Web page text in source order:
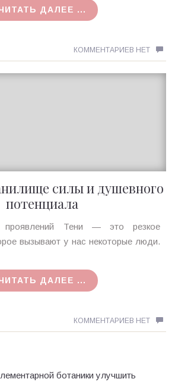
ДАЛЕЕ ...
КОММЕНТАРИЕВ НЕТ
силы и душевного
потенциала
Тени — это резкое
вызывают у нас некоторые люди.
ДАЛЕЕ ...
КОММЕНТАРИЕВ НЕТ
ботаники улучшить